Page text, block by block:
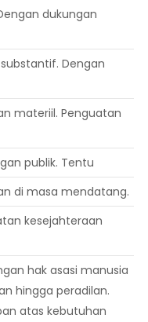
dukungan
Dengan
materiil. Penguatan
publik. Tentu
di masa mendatang.
kesejahteraan
hak asasi manusia
hingga peradilan.
atas kebutuhan